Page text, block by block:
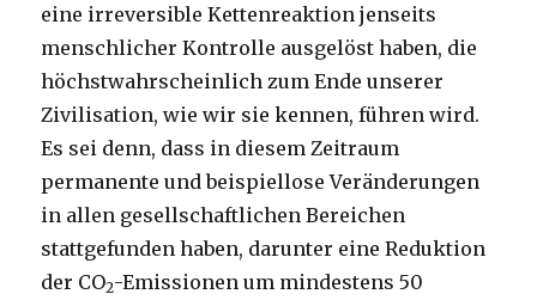
eine irreversible Kettenreaktion jenseits
menschlicher Kontrolle ausgelöst haben, die
höchstwahrscheinlich zum Ende unserer
Zivilisation, wie wir sie kennen, führen wird.
Es sei denn, dass in diesem Zeitraum
permanente und beispiellose Veränderungen
in allen gesellschaftlichen Bereichen
stattgefunden haben, darunter eine Reduktion
der CO2-Emissionen um mindestens 50